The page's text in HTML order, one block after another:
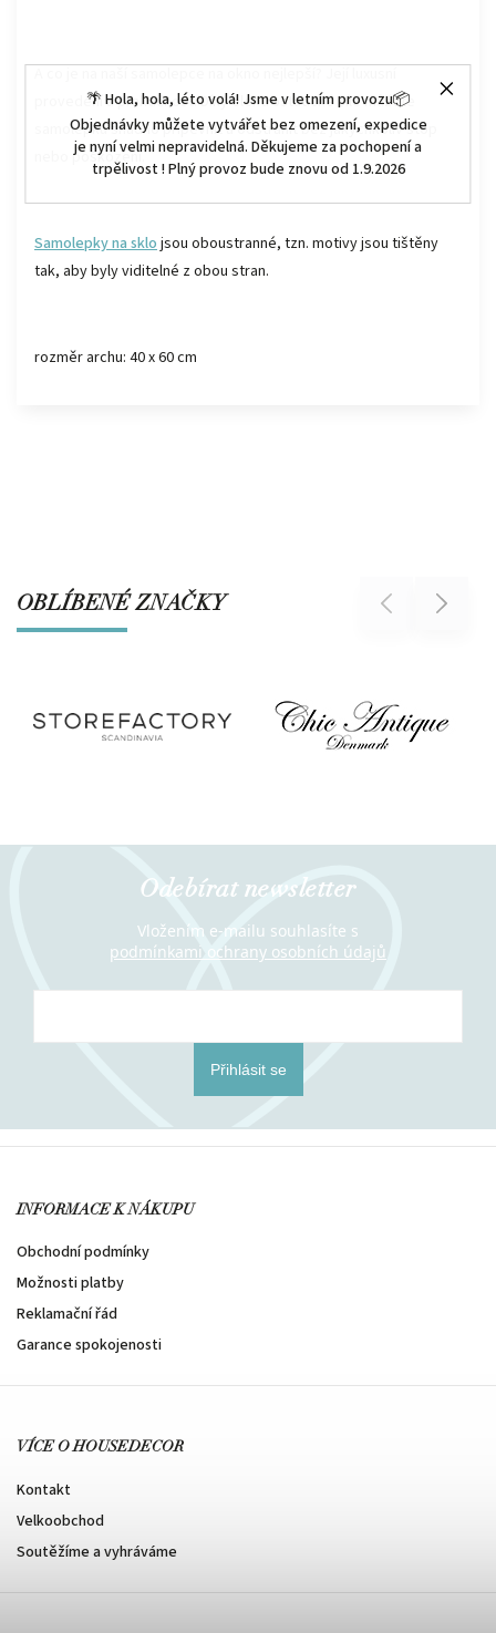
🌴 Hola, hola, léto volá! Jsme v letním provozu📦
Objednávky můžete vytvářet bez omezení, expedice
je nyní velmi nepravidelná. Děkujeme za pochopení a
trpělivost ! Plný provoz bude znovu od 1.9.2026
provedení a praktičnost. Díky elektrostatické síle můžete
samolepku snadno připevnit a odstranit bez jakýchkoliv stop
nebo poškození.
Samolepky na sklo jsou oboustranné, tzn. motivy jsou tištěny
tak, aby byly viditelné z obou stran.
rozměr archu: 40 x 60 cm
OBLÍBENÉ ZNAČKY Previous Next
Odebírat newsletter
Vložením e-mailu souhlasíte s
podmínkami ochrany osobních údajů
Přihlásit se
INFORMACE K NÁKUPU
Obchodní podmínky
Možnosti platby
Reklamační řád
Garance spokojenosti
VÍCE O HOUSEDECOR
Kontakt
Velkoobchod
Soutěžíme a vyhráváme